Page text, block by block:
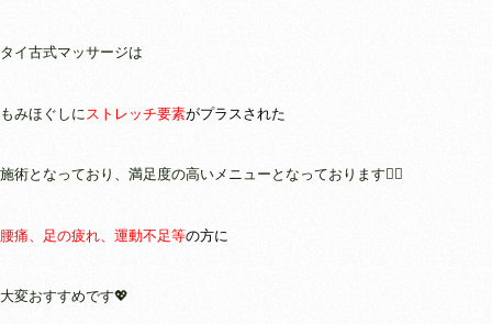
タイ古式マッサージは
もみほぐしに ストレッチ要素がプラスされた
施術となっており、満足度の高いメニューとなっております🤸‍♀️
腰痛、足の疲れ、運動不足等の方に
大変おすすめです💖